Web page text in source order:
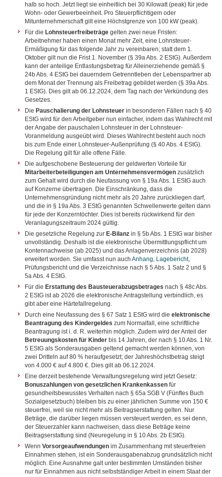
halb so hoch. Jetzt liegt sie einheitlich bei 30 Kilowatt (peak) für jede
Wohn- oder Gewerbeeinheit. Pro Steuerpflichtigem oder
Mitunternehmerschaft gilt eine Höchstgrenze von 100 kW (peak).
Für die Lohnsteuerfreibeträge gelten zwei neue Fristen:
Arbeitnehmer haben einen Monat mehr Zeit, eine Lohnsteuer-
Ermäßigung für das folgende Jahr zu vereinbaren; statt dem 1.
Oktober gilt nun die Frist 1. November (§ 39a Abs. 2 EStG). Außerdem
kann der anteilige Entlastungsbetrag für Alleinerziehende gemäß §
24b Abs. 4 EStG bei dauerndem Getrenntleben der Lebenspartner ab
dem Monat der Trennung als Freibetrag gebildet werden (§ 39a Abs.
1 EStG). Dies gilt ab 06.12.2024, dem Tag nach der Verkündung des
Gesetzes.
Die Pauschalierung der Lohnsteuer in besonderen Fällen nach § 40
EStG wird für den Arbeitgeber nun einfacher, indem das Wahlrecht mit
der Angabe der pauschalen Lohnsteuer in der Lohnsteuer-
Voranmeldung ausgeübt wird. Dieses Wahlrecht besteht auch noch
bis zum Ende einer Lohnsteuer-Außenprüfung (§ 40 Abs. 4 EStG).
Die Regelung gilt für alle offene Fälle.
Die aufgeschobene Besteuerung der geldwerten Vorteile für
Mitarbeiterbeteiligungen am Unternehmensvermögen zusätzlich
zum Gehalt wird durch die Neufassung von § 19a Abs. 1 EStG auch
auf Konzerne übertragen. Die Einschränkung, dass die
Unternehmensgründung nicht mehr als 20 Jahre zurückliegen darf,
und die in § 19a Abs. 3 EStG genannten Schwellenwerte gelten dann
für jede der Konzerntöchter. Dies ist bereits rückwirkend für den
Veranlagungszeitraum 2024 gültig.
Die gesetzliche Regelung zur E-Bilanz in § 5b Abs. 1 EStG war bisher
unvollständig. Deshalb ist die elektronische Übermittlungspflicht um
Kontennachweise (ab 2025) und das Anlagenverzeichnis (ab 2028)
erweitert worden. Sie umfasst nun auch Anhang, Lagebericht,
Prüfungsbericht und die Verzeichnisse nach § 5 Abs. 1 Satz 2 und §
5a Abs. 4 EStG.
Für die Erstattung des Bausteuerabzugsbetrages nach § 48c Abs.
2 EStG ist ab 2026 die elektronische Antragstellung verbindlich, es
gibt aber eine Härtefallregelung.
Durch eine Neufassung des § 67 Satz 1 EStG wird die elektronische
Beantragung des Kindergeldes zum Normalfall, eine schriftliche
Beantragung ist i. d. R. weiterhin möglich. Zudem wird der Anteil der
Betreuungskosten für Kinder bis 14 Jahren, der nach § 10 Abs. 1 Nr.
5 EStG als Sonderausgaben geltend gemacht werden können, von
zwei Dritteln auf 80 % heraufgesetzt; der Jahreshöchstbetrag steigt
von 4.000 € auf 4.800 €. Dies gilt ab 06.12.2024.
Eine derzeit bestehende Verwaltungsregelung wird jetzt Gesetz:
Bonuszahlungen von gesetzlichen Krankenkassen für
gesundheitsbewusstes Verhalten nach § 65a SGB V (Fünftes Buch
Sozialgesetzbuch) bleiben bis zu einer jährlichen Summe von 150 €
steuerfrei, weil sie nicht mehr als Beitragserstattung gelten. Nur
Beträge, die darüber liegen müssen versteuert werden, es sei denn,
der Steuerzahler kann nachweisen, dass diese Beträge keine
Beitragserstattung sind (Neuregelung in § 10 Abs. 2b EStG).
Wenn Vorsorgeaufwendungen im Zusammenhang mit steuerfreien
Einnahmen stehen, ist ein Sonderausgabenabzug grundsätzlich nicht
möglich. Eine Ausnahme galt unter bestimmten Umständen bisher
nur für Einnahmen aus nicht selbstständiger Arbeit in einem Staat der